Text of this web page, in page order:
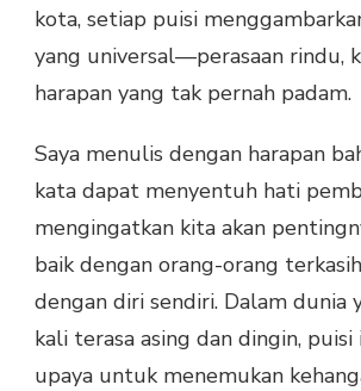
kota, setiap puisi
yang universal—perasaan rindu,
harapan yang tak pernah padam.
Saya menulis dengan harapan
kata dapat menyentuh hati
mengingatkan kita akan
baik dengan orang-orang
dengan diri sendiri. Dalam dunia
kali terasa asing dan dingin, puisi
upaya untuk menemukan